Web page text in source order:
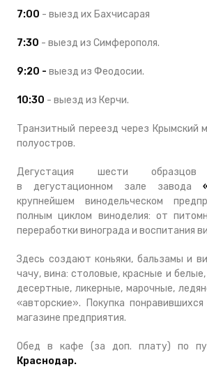
7:00 - выезд их Бахчисарая
7:30 - выезд из Симферополя.
9:20 - выезд из Феодосии.
10:30 - выезд из Керчи.
Транзитный переезд через Крымский
полуостров.
Дегустация шести
в дегустационном зале завода
крупнейшем винодельческом
полным циклом виноделия: от
переработки винограда и воспитания
Здесь создают коньяки, бальзамы и
чачу, вина: столовые, красные и
десертные, ликерные, марочные,
«авторские». Покупка
магазине предприятия.
Обед в кафе (за доп. плату) по
Краснодар.